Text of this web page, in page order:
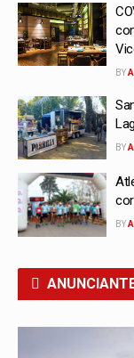
BY
BY
BY